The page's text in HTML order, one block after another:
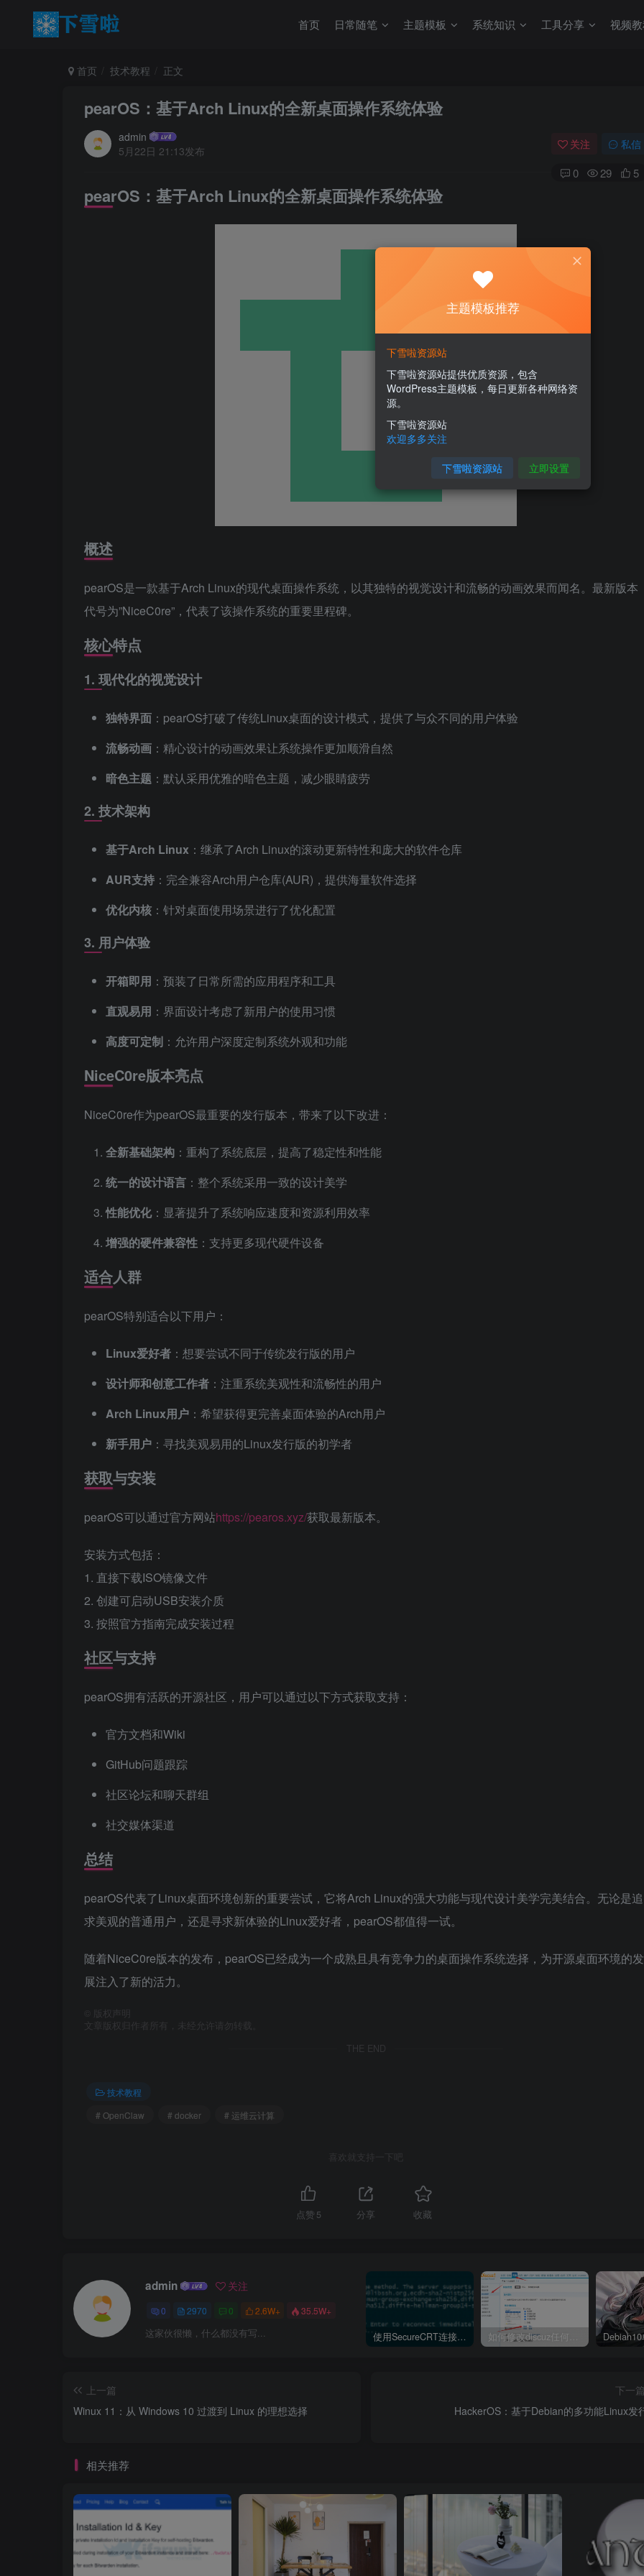
首页 日常随笔 主题模板 系统知识 工具分享 视频
首页 技术教程 正文
pearOS：基于Arch Linux的全新桌面操作系统体验
admin
5月22日 21:13发布
关注 私信
0 29 5
pearOS：基于Arch Linux的全新桌面操作系统体验
概述
pearOS是一款基于Arch Linux的现代桌面操作系统，以其独特的视觉设计和流畅的动画效果而闻名。最新版本
代号为”NiceC0re”，代表了该操作系统的重要里程碑。
核心特点
1. 现代化的视觉设计
独特界面 ：pearOS打破了传统Linux桌面的设计模式，提供了与众不同的用户体验
流畅动画 ：精心设计的动画效果让系统操作更加顺滑自然
暗色主题 ：默认采用优雅的暗色主题，减少眼睛疲劳
2. 技术架构
基于Arch Linux ：继承了Arch Linux的滚动更新特性和庞大的软件仓库
AUR支持 ：完全兼容Arch用户仓库(AUR)，提供海量软件选择
优化内核 ：针对桌面使用场景进行了优化配置
3. 用户体验
开箱即用 ：预装了日常所需的应用程序和工具
直观易用 ：界面设计考虑了新用户的使用习惯
高度可定制 ：允许用户深度定制系统外观和功能
NiceC0re版本亮点
NiceC0re作为pearOS最重要的发行版本，带来了以下改进：
全新基础架构 ：重构了系统底层，提高了稳定性和性能
统一的设计语言 ：整个系统采用一致的设计美学
性能优化：显著提升了系统响应速度和资源利用效率
增强的硬件兼容性 ：支持更多现代硬件设备
适合人群
pearOS特别适合以下用户：
Linux爱好者 ：想要尝试不同于传统发行版的用户
设计师和创意工作者 ：注重系统美观性和流畅性的用户
Arch Linux用户 ：希望获得更完善桌面体验的Arch用户
新手用户 ：寻找美观易用的Linux发行版的初学者
获取与安装
pearOS可以通过官方网站https://pearos.xyz/获取最新版本。
安装方式包括：
1. 直接下载ISO镜像文件
2. 创建可启动USB安装介质
3. 按照官方指南完成安装过程
社区与支持
pearOS拥有活跃的开源社区，用户可以通过以下方式获取支持：
官方文档和Wiki
GitHub问题跟踪
社区论坛和聊天群组
社交媒体渠道
总结
pearOS代表了Linux桌面环境创新的重要尝试，它将Arch Linux的强大功能与现代设计美学完美结合。无论是追
求美观的普通用户，还是寻求新体验的Linux爱好者，pearOS都值得一试。
随着NiceC0re版本的发布，pearOS已经成为一个成熟且具有竞争力的桌面操作系统选择，为开源桌面环境的发
展注入了新的活力。
版权声明
文章版权归作者所有，未经允许请勿转载。
THE END
技术教程
# OpenClaw
# docker # 运维云计算
喜欢就支持一下吧
点赞 5 分享 收藏
admin 关注
0 2970 0 2.6W+ 35.5W+
这家伙很懒，什么都没有写... 使用SecureCRT连接Ubuntu20.04报错：Key exchange failed. No compatible key exchange method. 如何修改discuz任何模板的编辑器默认字体类型和默认字体大小
上一篇
Winux 11：从 Windows 10 过渡到 Linux 的理想选择
下一
HackerOS：基于Debian的多功能Linux发
相关推荐
主题模板推荐
下雪啦资源站
下雪啦资源站提供优质资源，包含
WordPress主题模板，每日更新各种网络资
源。
下雪啦资源站
欢迎多多关注
下雪啦资源站 立即设置